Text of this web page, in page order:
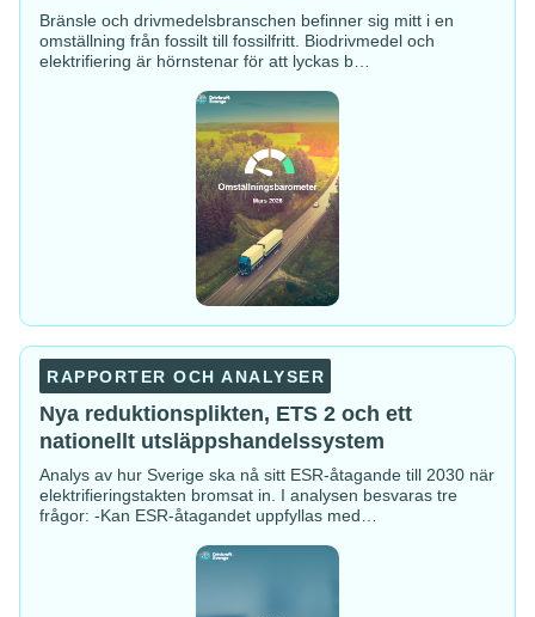
Bränsle och drivmedelsbranschen befinner sig mitt i en
omställning från fossilt till fossilfritt. Biodrivmedel och
elektrifiering är hörnstenar för att lyckas b…
Nya
reduktionsplikten,
ETS
och
nationellt
utsläppshandelssystem
RAPPORTER OCH ANALYSER
Nya reduktionsplikten, ETS 2 och ett
nationellt utsläppshandelssystem
Analys av hur Sverige ska nå sitt ESR-åtagande till 2030 när
elektrifieringstakten bromsat in. I analysen besvaras tre
frågor: -Kan ESR-åtagandet uppfyllas med…